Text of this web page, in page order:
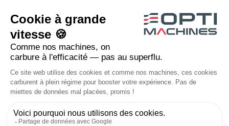
les conditions d'utilisation du site.
Réseaux sociaux
FacebookYouTubeInstagram
LinkedIn
Une société du groupe Baudelet